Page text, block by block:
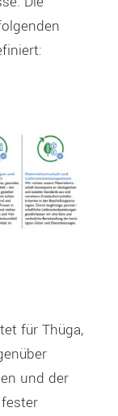
:
für Thüga,
und der